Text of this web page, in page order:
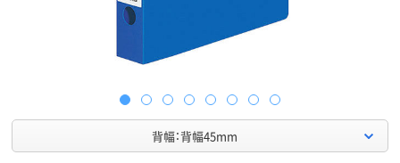
背幅：背幅45mm